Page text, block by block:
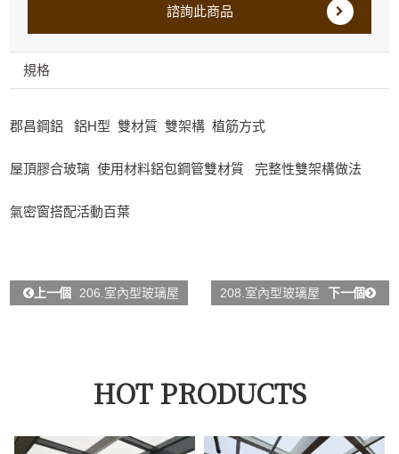
諮詢此商品
規格
郡昌鋼鋁 鋁H型 雙材質 雙架構 植筋方式
屋頂膠合玻璃 使用材料鋁包鋼管雙材質 完整性雙架構做法
氣密窗搭配活動百葉
上一個 206.室內型玻璃屋 208.室內型玻璃屋 下一個
HOT PRODUCTS